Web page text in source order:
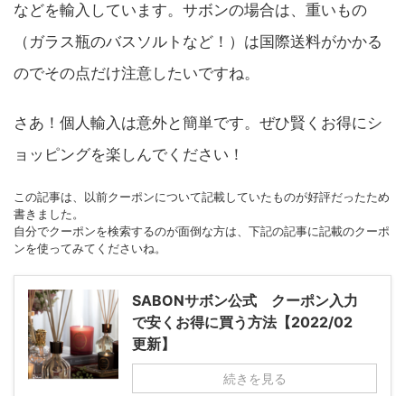
などを輸入しています。サボンの場合は、重いもの
（ガラス瓶のバスソルトなど！）は国際送料がかかる
のでその点だけ注意したいですね。
さあ！個人輸入は意外と簡単です。ぜひ賢くお得にシ
ョッピングを楽しんでください！
この記事は、以前クーポンについて記載していたものが好評だったため
書きました。
自分でクーポンを検索するのが面倒な方は、下記の記事に記載のクーポ
ンを使ってみてくださいね。
SABONサボン公式 クーポン入力
で安くお得に買う方法【2022/02
更新】
続きを見る